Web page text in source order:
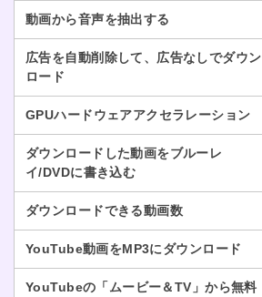
動画から音声を抽出する
広告を自動削除して、広告なしでダウン
ロード
GPUハードウェアアクセラレーション
ダウンロードした動画をブルーレ
イ/DVDに書き込む
ダウンロードできる動画数
YouTube動画をMP3にダウンロード
YouTubeの「ムービー＆TV」から無料